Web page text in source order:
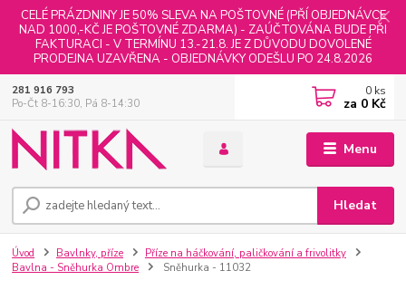
CELÉ PRÁZDNINY JE 50% SLEVA NA POŠTOVNÉ (PŘÍ OBJEDNÁVCE
NAD 1000,-KČ JE POŠTOVNÉ ZDARMA) - ZAÚČTOVÁNA BUDE PŘI
FAKTURACI - V TERMÍNU 13.-21.8. JE Z DŮVODU DOVOLENÉ
PRODEJNA UZAVŘENA - OBJEDNÁVKY ODEŠLU PO 24.8.2026
Menu
Hledat
281 916 793
Po-Čt 8-16:30, Pá 8-14:30
0 ks
za 0 Kč
Úvod Bavlnky, příze
Příze na háčkování, paličkování a frivolitky
Bavlna - Sněhurka Ombre
Sněhurka - 11032